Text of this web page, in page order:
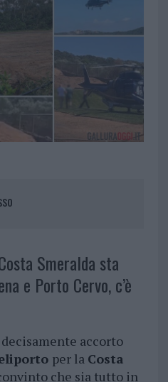
Smeralda sta
e Porto Cervo, c’è
accorto
per la Costa
che sia tutto in